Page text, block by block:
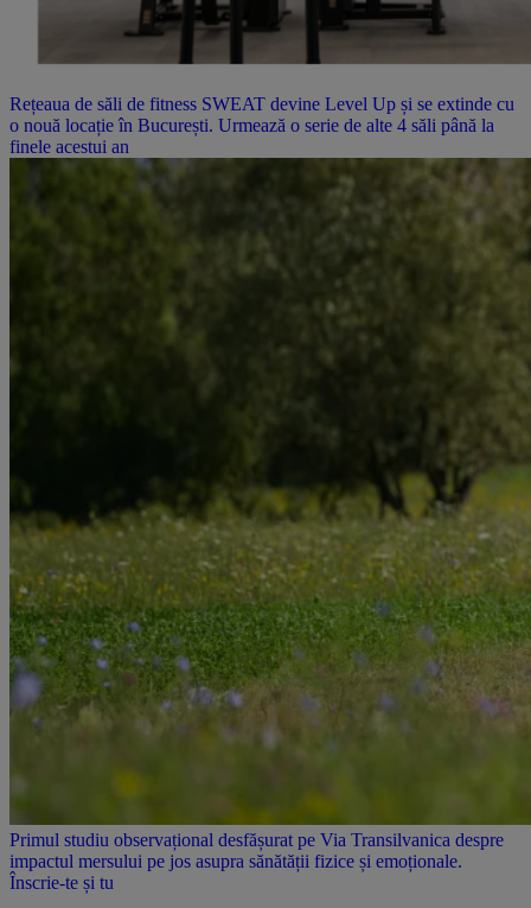
Rețeaua de săli de fitness SWEAT devine Level Up și se extinde cu
o nouă locație în București. Urmează o serie de alte 4 săli până la
finele acestui an
Primul studiu observațional desfășurat pe Via Transilvanica despre
impactul mersului pe jos asupra sănătății fizice și emoționale.
Înscrie-te și tu